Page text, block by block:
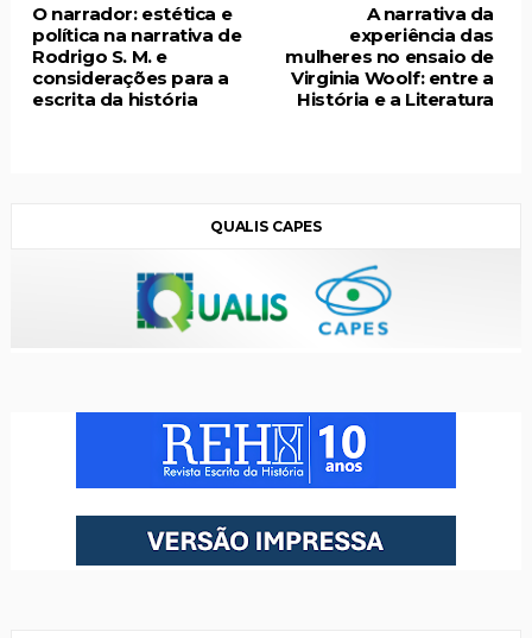
A narrativa da
experiência das
mulheres no ensaio de
Virginia Woolf: entre a
História e a Literatura
O narrador: estética e
política na narrativa de
Rodrigo S. M. e
considerações para a
escrita da história
QUALIS CAPES